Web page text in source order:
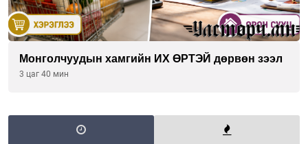
Монголчуудын хамгийн ИХ ӨРТЭЙ дөрвөн зээл
3 цаг 40 мин